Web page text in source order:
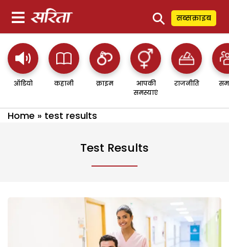
⚲ सब्सक्राइब
ऑडियो कहानी क्राइम
आपकी
समस्याएं
राजनीति
Home » test results
Test Results